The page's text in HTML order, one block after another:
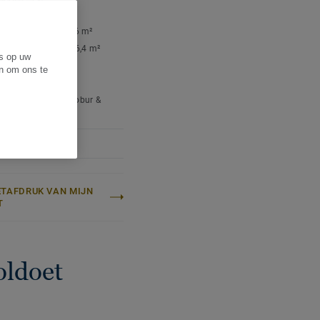
2,66 m²
106,4 m²
(/m²):
Quercus Robur &
VAN MIJN
op uw
om ons te